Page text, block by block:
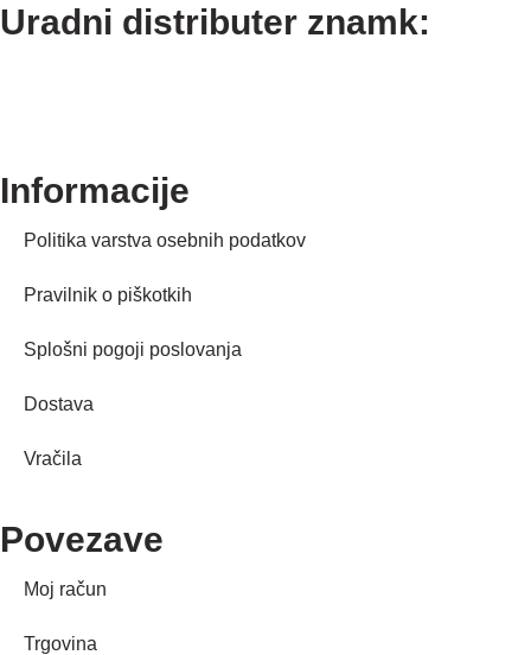
Uradni distributer znamk:
Informacije
Politika varstva osebnih podatkov
Pravilnik o piškotkih
Splošni pogoji poslovanja
Dostava
Vračila
Povezave
Moj račun
Trgovina